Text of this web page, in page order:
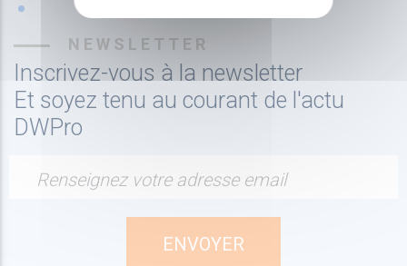
NEWSLETTER
Inscrivez-vous à la newsletter
Et soyez tenu au courant de l'actu
DWPro
Renseignez votre adresse email